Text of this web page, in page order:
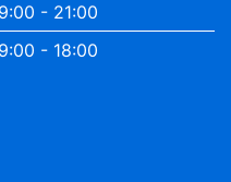
9:00 - 21:00
9:00 - 18:00